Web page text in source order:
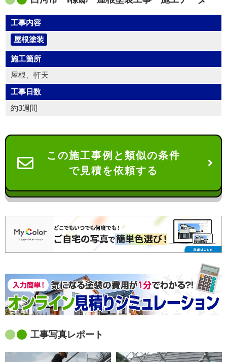
工事内容
屋根塗装
施工箇所
屋根、軒天
工事日数
約3週間
この施工事例と類似の条件
で見積を依頼する
工事写真レポート